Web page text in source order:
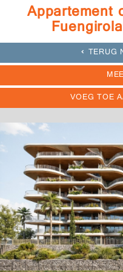
Appartement
TERUG
VOEG TOE